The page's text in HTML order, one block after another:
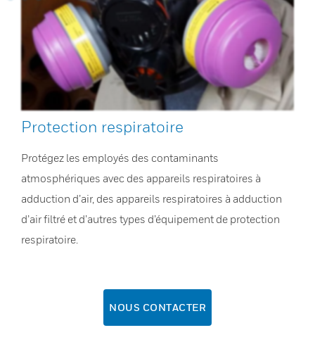
Protection respiratoire
Protégez les employés des contaminants
atmosphériques avec des appareils respiratoires à
adduction d’air, des appareils respiratoires à adduction
d’air filtré et d’autres types d’équipement de protection
respiratoire.
NOUS CONTACTER